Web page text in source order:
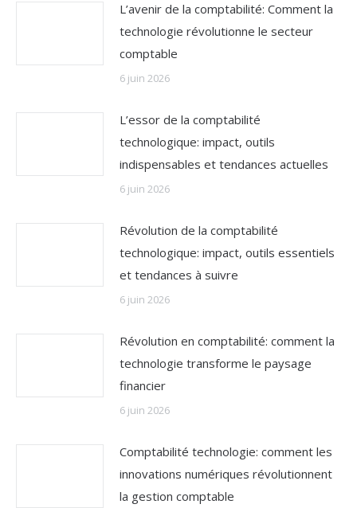
L’avenir de la comptabilité: Comment la
technologie révolutionne le secteur
comptable
6 juin 2026
L’essor de la comptabilité
technologique: impact, outils
indispensables et tendances actuelles
6 juin 2026
Révolution de la comptabilité
technologique: impact, outils essentiels
et tendances à suivre
6 juin 2026
Révolution en comptabilité: comment la
technologie transforme le paysage
financier
6 juin 2026
Comptabilité technologie: comment les
innovations numériques révolutionnent
la gestion comptable